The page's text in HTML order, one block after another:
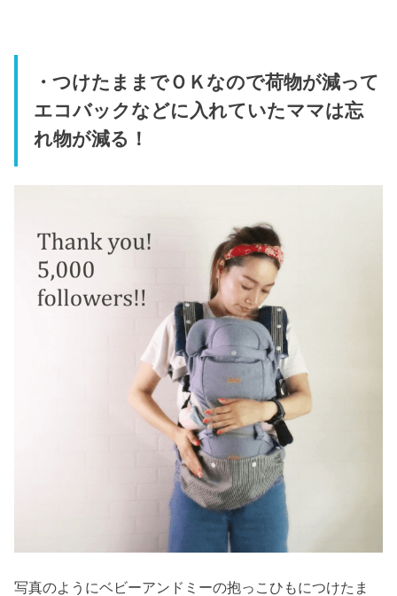
・つけたままでＯＫなので荷物が減って
エコバックなどに入れていたママは忘
れ物が減る！
写真のようにベビーアンドミーの抱っこひもにつけたま